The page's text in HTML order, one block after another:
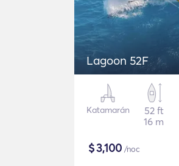
Lagoon 52F
Katamarán
52 ft
16 m
$3,100 /noc